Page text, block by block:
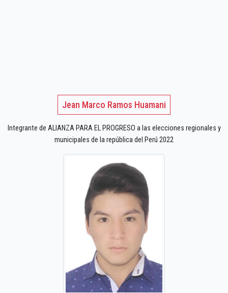
Jean Marco Ramos Huamani
Integrante de ALIANZA PARA EL PROGRESO a las elecciones regionales y
municipales de la república del Perú 2022